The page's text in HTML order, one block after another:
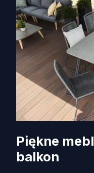
Piękne
balkon